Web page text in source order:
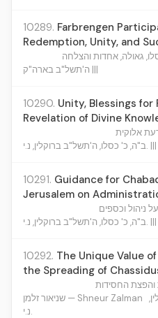
10289. Farbrengen
Redemption, Unity, and
גאולה, אחדות והצלחה
ה'תשל"ב בארה"ק |||
10290. Unity, Blessings for
Revelation of Divine
אלוקית
ב"ה, כ' כסלו, ה'תשל"ב ברוקלין, נ.י. |||
10291. Guidance for
Jerusalem on
ניהול וכספים
ב"ה, כ' כסלו, ה'תשל"ב ברוקלין, נ.י. |||
10292. The Unique Value
the Spreading of
והפצת החסידות
שניאור זלמן — Shneur Zalman
נ.י.